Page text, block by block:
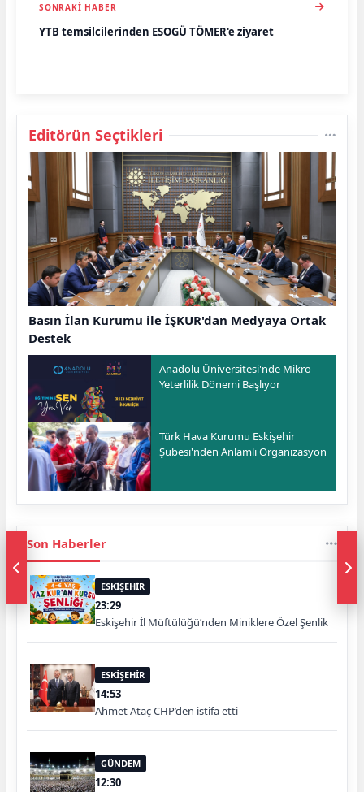
SONRAKI HABER
YTB temsilcilerinden ESOGÜ TÖMER'e ziyaret
Editörün Seçtikleri
Basın İlan Kurumu ile İŞKUR'dan Medyaya Ortak
Destek
Anadolu Üniversitesi'nde Mikro
Yeterlilik Dönemi Başlıyor
Türk Hava Kurumu Eskişehir
Şubesi'nden Anlamlı Organizasyon
Son Haberler
ESKİŞEHİR
23:29
Eskişehir İl Müftülüğü’nden Miniklere Özel Şenlik
ESKİŞEHİR
14:53
Ahmet Ataç CHP’den istifa etti
GÜNDEM
12:30